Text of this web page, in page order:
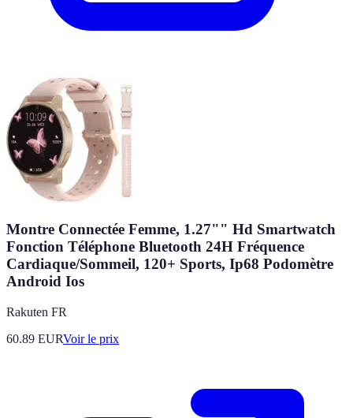
Montre Connectée Femme, 1.27"" Hd Smartwatch
Fonction Téléphone Bluetooth 24H Fréquence
Cardiaque/Sommeil, 120+ Sports, Ip68 Podomètre
Android Ios
Rakuten FR
60.89 EURVoir le prix